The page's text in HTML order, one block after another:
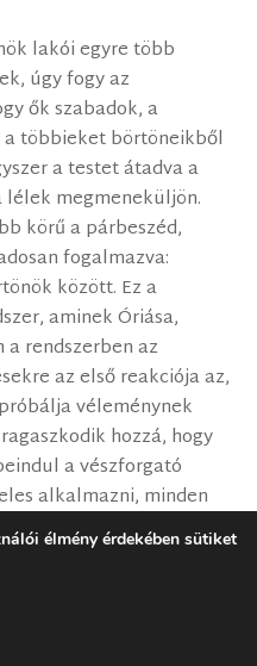
lakói egyre több
úgy fogy az
ők szabadok, a
többieket börtöneikből
a testet átadva a
lélek megmeneküljön.
körű a párbeszéd,
fogalmazva:
között. Ez a
aminek Óriása,
a rendszerben az
az első reakciója az,
véleménynek
hozzá, hogy
a vészforgató
alkalmazni, minden
megjelent Értelem,
kijöhetnek.” Ekkor
rab ne mozduljon,
figyelmeztessék: „Ez
be, ne dőljetek
élmény érdekében sütiket